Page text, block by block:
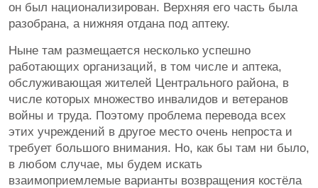
он был национализирован. Верхняя его часть была
разобрана, а нижняя отдана под аптеку.
Ныне там размещается несколько успешно
работающих организаций, в том числе и аптека,
обслуживающая жителей Центрального района, в
числе которых множество инвалидов и ветеранов
войны и труда. Поэтому проблема перевода всех
этих учреждений в другое место очень непроста и
требует большого внимания. Но, как бы там ни было,
в любом случае, мы будем искать
взаимоприемлемые варианты возвращения костёла